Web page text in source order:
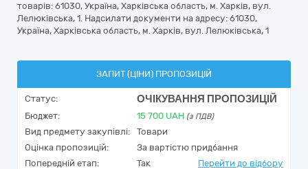
товарів: 61030, Україна, Харківська область, м. Харків, вул.
Лелюківська, 1. Надсилати документи на адресу: 61030,
Україна, Харківська область, м. Харків, вул. Лелюківська, 1
ЗАПИТ (ЦІНИ) ПРОПОЗИЦІЙ
Статус: ОЧІКУВАННЯ ПРОПОЗИЦІЙ
Бюджет: 15 700 UAH (з ПДВ)
Вид предмету закупівлі:
Товари
Оцінка пропозицій:
За вартістю придбання
Попередній етап:
Так Перейти до відбору